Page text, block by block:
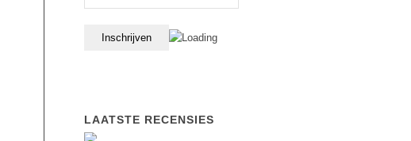
LAATSTE RECENSIES